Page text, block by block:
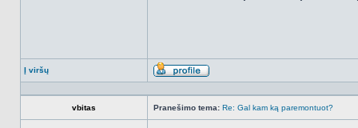
Į viršų
Aprašymas
vbitas Pranešimo tema: Re: Gal kam ką paremontuot?